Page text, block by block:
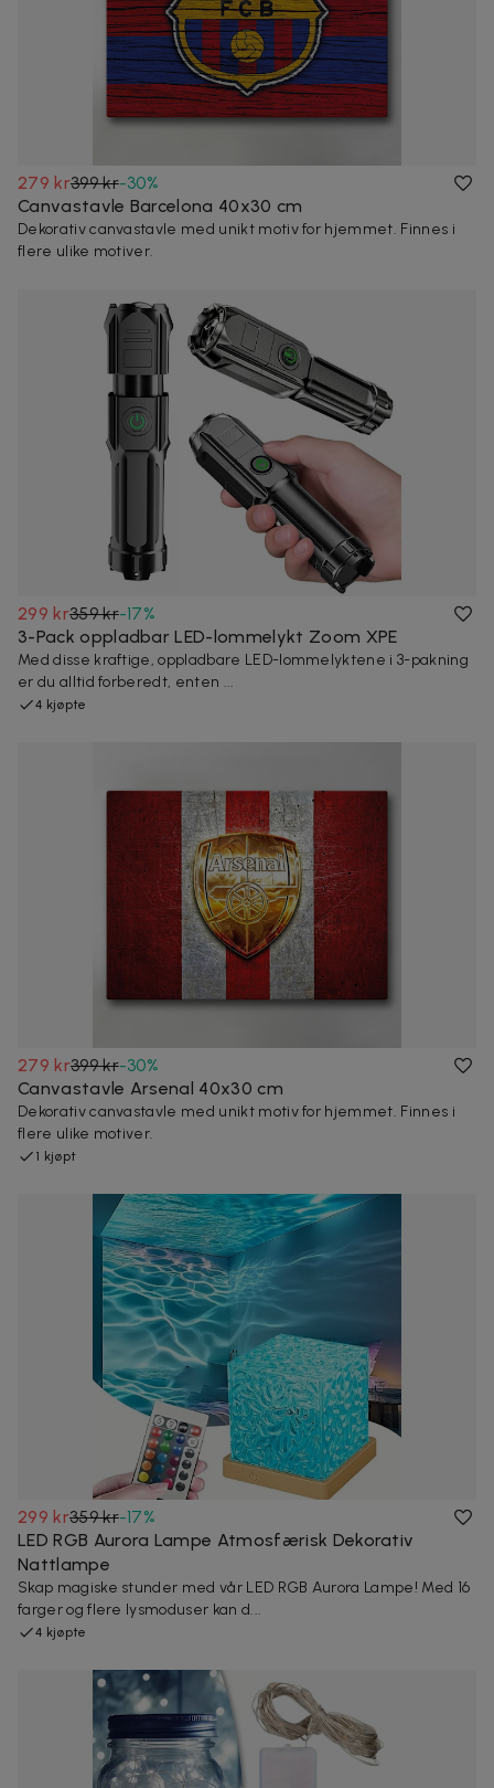
279 kr399 kr-30%
Canvastavle Barcelona 40x30 cm
Dekorativ canvastavle med unikt motiv for hjemmet. Finnes i
flere ulike motiver.
299 kr359 kr-17%
3-Pack oppladbar LED-lommelykt Zoom XPE
Med disse kraftige, oppladbare LED-lommelyktene i 3-pakning
er du alltid forberedt, enten ...
4 kjøpte
279 kr399 kr-30%
Canvastavle Arsenal 40x30 cm
Dekorativ canvastavle med unikt motiv for hjemmet. Finnes i
flere ulike motiver.
1 kjøpt
299 kr359 kr-17%
LED RGB Aurora Lampe Atmosfærisk Dekorativ
Nattlampe
Skap magiske stunder med vår LED RGB Aurora Lampe! Med 16
farger og flere lysmoduser kan d...
4 kjøpte